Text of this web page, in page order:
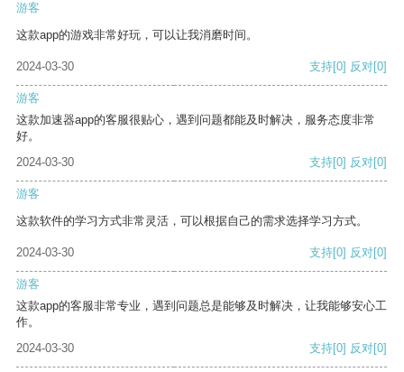
游客
这款app的游戏非常好玩，可以让我消磨时间。
2024-03-30 支持[0] 反对[0]
游客
这款加速器app的客服很贴心，遇到问题都能及时解决，服务态度非常
好。
2024-03-30
支持[0] 反对[0]
游客
这款软件的学习方式非常灵活，可以根据自己的需求选择学习方式。
2024-03-30 支持[0] 反对[0]
游客
这款app的客服非常专业，遇到问题总是能够及时解决，让我能够安心工
作。
2024-03-30
支持[0] 反对[0]